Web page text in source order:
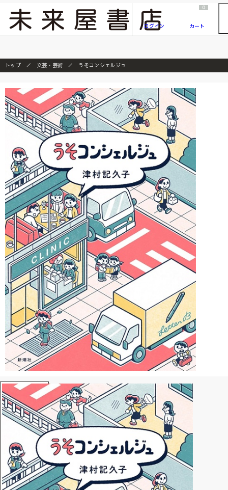
『ONE PIECE magazine 021 ONE PIECEカード付き同梱版』発売延期のご案内
ログイン
0
カート
トップ 文芸・芸術 うそコンシェルジュ